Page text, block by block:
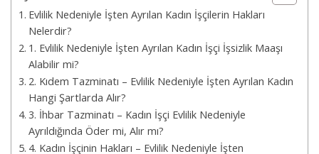
Evlilik Nedeniyle İşten Ayrılan Kadın İşçilerin Hakları
Nelerdir?
1. Evlilik Nedeniyle İşten Ayrılan Kadın İşçi İşsizlik Maaşı
Alabilir mi?
2. Kıdem Tazminatı – Evlilik Nedeniyle İşten Ayrılan Kadın
Hangi Şartlarda Alır?
3. İhbar Tazminatı – Kadın İşçi Evlilik Nedeniyle
Ayrıldığında Öder mi, Alır mı?
4. Kadın İşçinin Hakları – Evlilik Nedeniyle İşten